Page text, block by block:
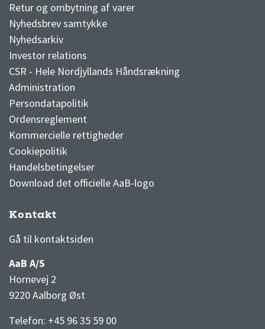
Retur og ombytning af varer
Nyhedsbrev samtykke
Nyhedsarkiv
Investor relations
CSR - Hele Nordjyllands Håndsrækning
Administration
Persondatapolitik
Ordensreglement
Kommercielle rettigheder
Cookiepolitik
Handelsbetingelser
Download det officielle AaB-logo
Kontakt
Gå til kontaktsiden
AaB A/S
Hornevej 2
9220 Aalborg Øst
Telefon: +45 96 35 59 00